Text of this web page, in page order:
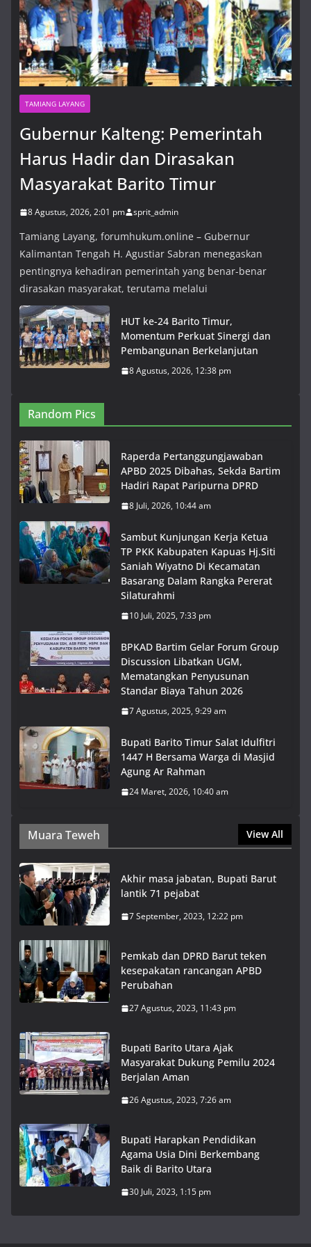
TAMIANG LAYANG
Gubernur Kalteng: Pemerintah
Harus Hadir dan Dirasakan
Masyarakat Barito Timur
8 Agustus, 2026, 2:01 pm sprit_admin
Tamiang Layang, forumhukum.online – Gubernur
Kalimantan Tengah H. Agustiar Sabran menegaskan
pentingnya kehadiran pemerintah yang benar-benar
dirasakan masyarakat, terutama melalui
HUT ke-24 Barito Timur,
Momentum Perkuat Sinergi dan
Pembangunan Berkelanjutan
8 Agustus, 2026, 12:38 pm
Random Pics
Raperda Pertanggungjawaban
APBD 2025 Dibahas, Sekda Bartim
Hadiri Rapat Paripurna DPRD
8 Juli, 2026, 10:44 am
Sambut Kunjungan Kerja Ketua
TP PKK Kabupaten Kapuas Hj.Siti
Saniah Wiyatno Di Kecamatan
Basarang Dalam Rangka Pererat
Silaturahmi
10 Juli, 2025, 7:33 pm
BPKAD Bartim Gelar Forum Group
Discussion Libatkan UGM,
Mematangkan Penyusunan
Standar Biaya Tahun 2026
7 Agustus, 2025, 9:29 am
Bupati Barito Timur Salat Idulfitri
1447 H Bersama Warga di Masjid
Agung Ar Rahman
24 Maret, 2026, 10:40 am
Muara Teweh View All
Akhir masa jabatan, Bupati Barut
lantik 71 pejabat
7 September, 2023, 12:22 pm
Pemkab dan DPRD Barut teken
kesepakatan rancangan APBD
Perubahan
27 Agustus, 2023, 11:43 pm
Bupati Barito Utara Ajak
Masyarakat Dukung Pemilu 2024
Berjalan Aman
26 Agustus, 2023, 7:26 am
Bupati Harapkan Pendidikan
Agama Usia Dini Berkembang
Baik di Barito Utara
30 Juli, 2023, 1:15 pm